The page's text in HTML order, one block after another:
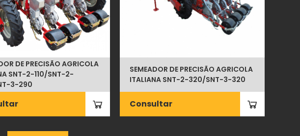
DE PRECISÃO AGRICOLA
SNT-2-110/SNT-2-
3-290
SEMEADOR DE PRECISÃO AGRICOLA
ITALIANA SNT-2-320/SNT-3-320
Consultar